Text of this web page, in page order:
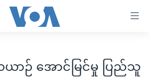
ာဉ် အောင်မြင်မှု ပြည်သူ